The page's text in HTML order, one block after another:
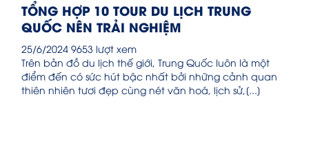
TỔNG HỢP 10 TOUR DU LỊCH TRUNG
QUỐC NÊN TRẢI NGHIỆM
25/6/2024 9653 lượt xem
Trên bản đồ du lịch thế giới, Trung Quốc luôn là một
điểm đến có sức hút bậc nhất bởi những cảnh quan
thiên nhiên tươi đẹp cùng nét văn hoá, lịch sử,[...]